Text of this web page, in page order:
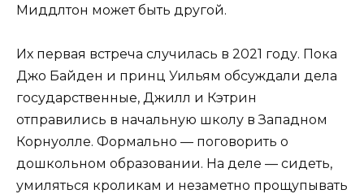
Миддлтон может быть другой.
Их первая встреча случилась в 2021 году. Пока
Джо Байден и принц Уильям обсуждали дела
государственные, Джилл и Кэтрин
отправились в начальную школу в Западном
Корнуолле. Формально — поговорить о
дошкольном образовании. На деле — сидеть,
умиляться кроликам и незаметно прощупывать